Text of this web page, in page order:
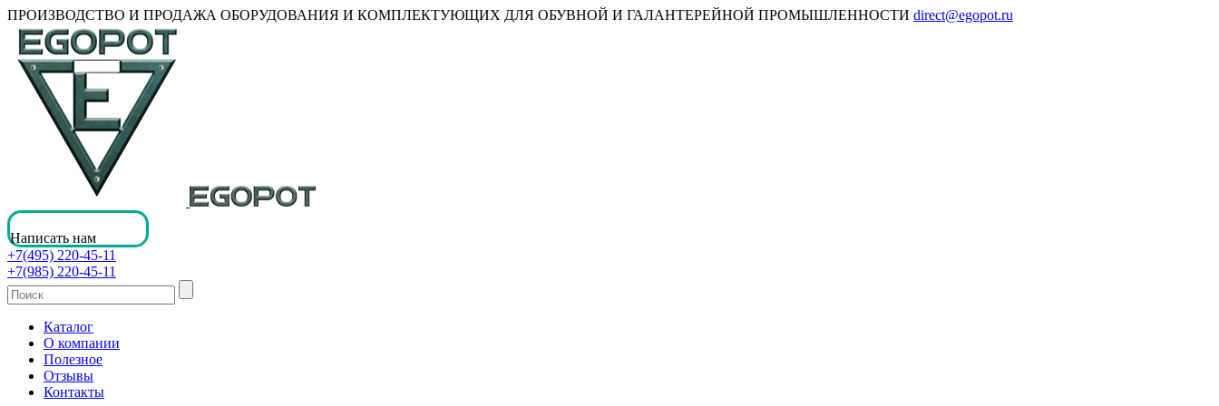
ПРОИЗВОДСТВО И ПРОДАЖА ОБОРУДОВАНИЯ И КОМПЛЕКТУЮЩИХ ДЛЯ ОБУВНОЙ И ГАЛАНТЕРЕЙНОЙ ПРОМЫШЛЕННОСТИ direct@egopot.ru
Написать нам
+7(495) 220-45-11
+7(985) 220-45-11
Каталог
О компании
Полезное
Отзывы
Контакты